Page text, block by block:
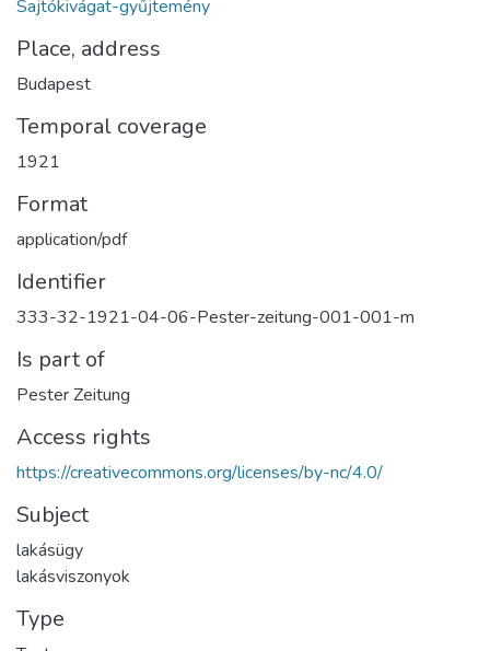
Sajtókivágat-gyűjtemény
Place, address
Budapest
Temporal coverage
1921
Format
application/pdf
Identifier
333-32-1921-04-06-Pester-zeitung-001-001-m
Is part of
Pester Zeitung
Access rights
https://creativecommons.org/licenses/by-nc/4.0/
Subject
lakásügy
lakásviszonyok
Type